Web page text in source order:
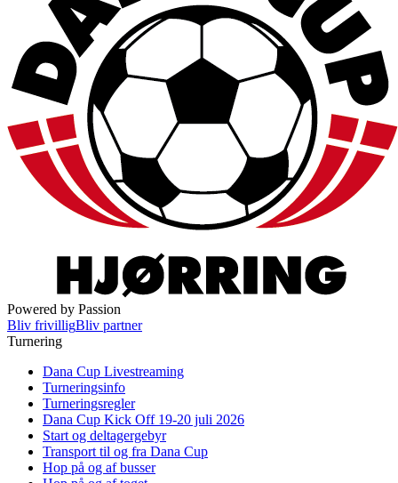
Powered by Passion
Bliv frivilligBliv partner
Turnering
Dana Cup Livestreaming
Turneringsinfo
Turneringsregler
Dana Cup Kick Off 19-20 juli 2026
Start og deltagergebyr
Transport til og fra Dana Cup
Hop på og af busser